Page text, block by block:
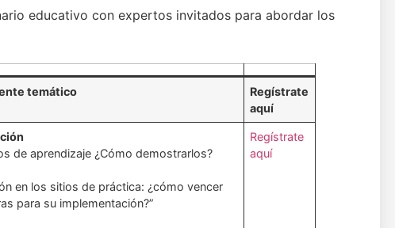
educativo con expertos invitados para abordar los
temático
Regístrate
aquí
de aprendizaje ¿Cómo demostrarlos?
en los sitios de práctica: ¿cómo vencer
para su implementación?”
Regístrate
aquí